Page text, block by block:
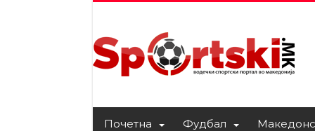
Почетна Фудбал